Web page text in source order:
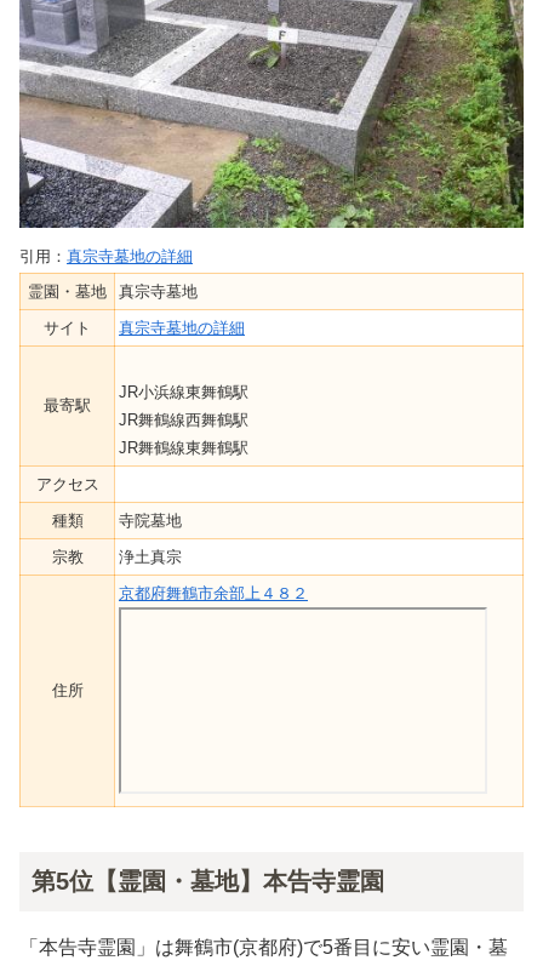
引用： 真宗寺墓地の詳細
霊園・墓地
真宗寺墓地
サイト
真宗寺墓地の詳細
最寄駅
JR小浜線東舞鶴駅
JR舞鶴線西舞鶴駅
JR舞鶴線東舞鶴駅
アクセス
種類
寺院墓地
宗教
浄土真宗
住所
京都府舞鶴市余部上４８２
第5位【霊園・墓地】本告寺霊園
「本告寺霊園」は舞鶴市(京都府)で5番目に安い霊園・墓